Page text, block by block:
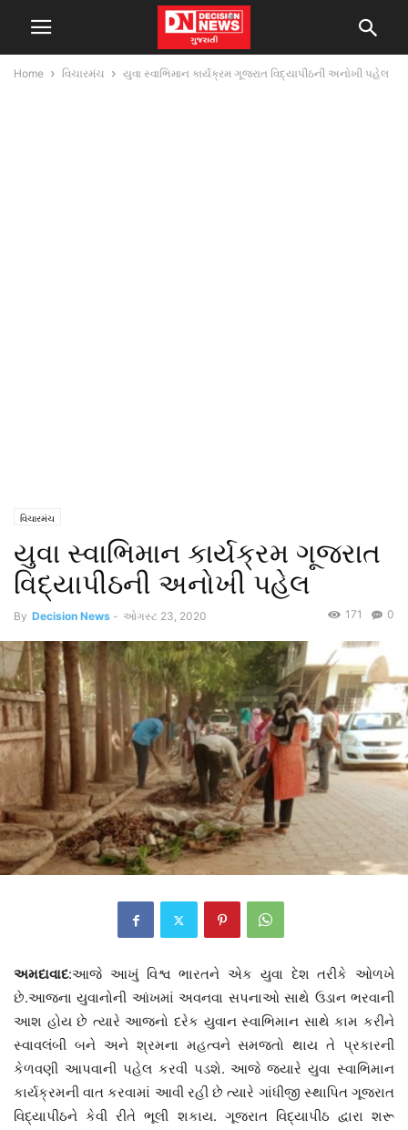
Home વિચારમંચ યુવા સ્વાભિમાન કાર્યક્રમ ગૂજરાત વિદ્યાપીઠની અનોખી પહેલ
વિચારમંચ
યુવા સ્વાભિમાન કાર્યક્રમ ગૂજરાત
વિદ્યાપીઠની અનોખી પહેલ
By Decision News - ઓગસ્ટ 23, 2020 0
171
અમદાવાદ:આજે આખું વિશ્વ ભારતને એક યુવા દેશ તરીકે ઓળખે
છે.આજના યુવાનોની આંખમાં અવનવા સપનાઓ સાથે ઉડાન ભરવાની
આશ હોય છે ત્યારે આજનો દરેક યુવાન સ્વાભિમાન સાથે કામ કરીને
સ્વાવલંબી બને અને શ્રમના મહત્વને સમજતો થાય તે પ્રકારની
કેળવણી આપવાની પહેલ કરવી પડશે. આજે જ્યારે યુવા સ્વાભિમાન
કાર્યક્રમની વાત કરવામાં આવી રહી છે ત્યારે ગાંધીજી સ્થાપિત ગૂજરાત
વિદ્યાપીઠને કેવી રીતે ભૂલી શકાય. ગૂજરાત વિદ્યાપીઠ દ્વારા શરૂ